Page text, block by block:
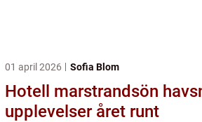
01 april 2026 Sofia Blom
Hotell marstrandsön havsnära
upplevelser året runt